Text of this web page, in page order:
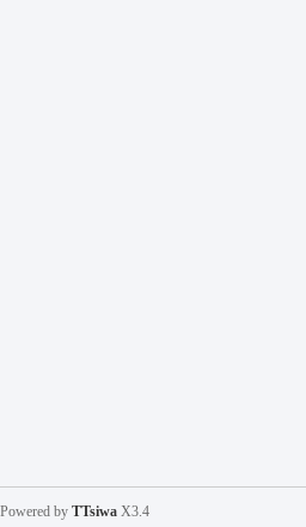
Powered by TTsiwa X3.4